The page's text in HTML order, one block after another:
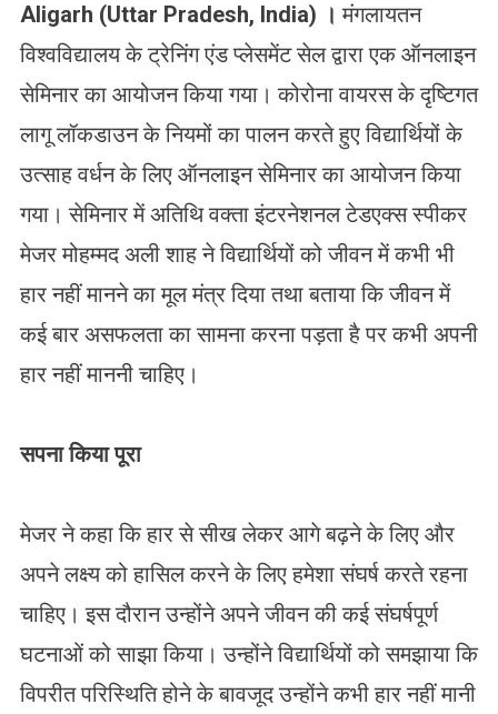
Aligarh (Uttar Pradesh, India) । मंगलायतन
विश्वविद्यालय के ट्रेनिंग एंड प्लेसमेंट सेल द्वारा एक ऑनलाइन
सेमिनार का आयोजन किया गया। कोरोना वायरस के दृष्टिगत
लागू लॉकडाउन के नियमों का पालन करते हुए विद्यार्थियों के
उत्साह वर्धन के लिए ऑनलाइन सेमिनार का आयोजन किया
गया। सेमिनार में अतिथि वक्ता इंटरनेशनल टेडएक्स स्पीकर
मेजर मोहम्मद अली शाह ने विद्यार्थियों को जीवन में कभी भी
हार नहीं मानने का मूल मंत्र दिया तथा बताया कि जीवन में
कई बार असफलता का सामना करना पड़ता है पर कभी अपनी
हार नहीं माननी चाहिए।
सपना किया पूरा
मेजर ने कहा कि हार से सीख लेकर आगे बढ़ने के लिए और
अपने लक्ष्य को हासिल करने के लिए हमेशा संघर्ष करते रहना
चाहिए। इस दौरान उन्होंने अपने जीवन की कई संघर्षपूर्ण
घटनाओं को साझा किया। उन्होंने विद्यार्थियों को समझाया कि
विपरीत परिस्थिति होने के बावजूद उन्होंने कभी हार नहीं मानी